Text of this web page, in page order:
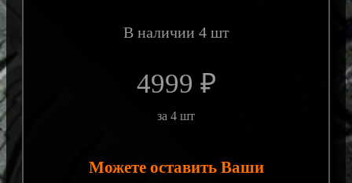
В наличии 4 шт
4999 ₽
за 4 шт
Можете оставить Ваши